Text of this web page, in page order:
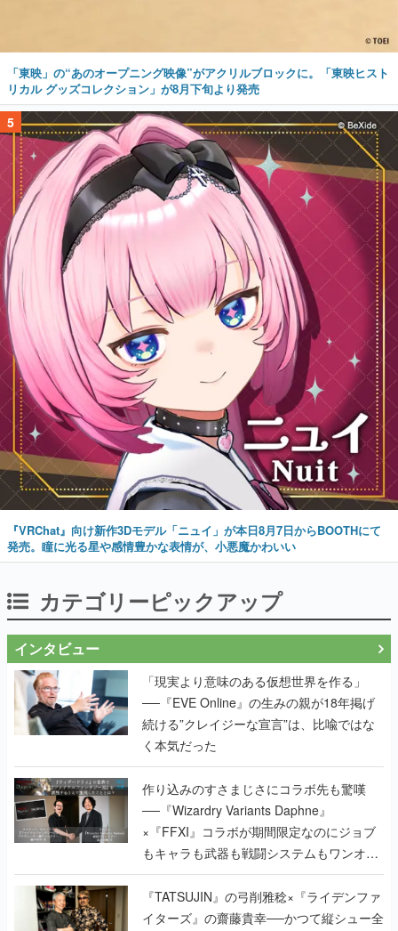
「東映」の“あのオープニング映像”がアクリルブロックに。「東映ヒスト
リカル グッズコレクション」が8月下旬より発売
5
『VRChat』向け新作3Dモデル「ニュイ」が本日8月7日からBOOTHにて
発売。瞳に光る星や感情豊かな表情が、小悪魔かわいい
カテゴリーピックアップ
インタビュー
「現実より意味のある仮想世界を作る」
──『EVE Online』の生みの親が18年掲げ
続ける”クレイジーな宣言”は、比喩ではな
く本気だった
作り込みのすさまじさにコラボ先も驚嘆
──『Wizardry Variants Daphne』
×『FFXI』コラボが期間限定なのにジョブ
もキャラも武器も戦闘システムもワンオフ
で作り込まれた理由を両ディレクターに聞
く
『TATSUJIN』の弓削雅稔×『ライデンファ
イターズ』の齋藤貴幸──かつて縦シュー全